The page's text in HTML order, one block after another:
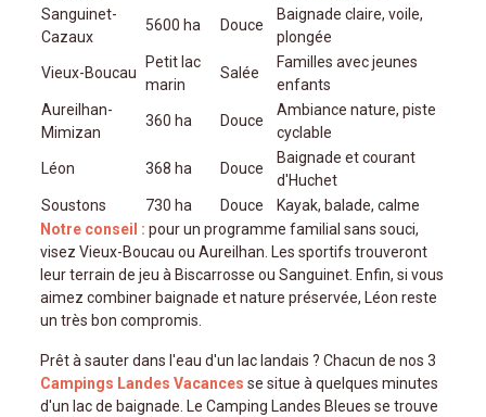
Sanguinet-
Cazaux
5600 ha Douce
Baignade claire, voile,
plongée
Vieux-Boucau
Petit lac
marin
Salée
Familles avec jeunes
enfants
Aureilhan-
Mimizan
360 ha Douce
Ambiance nature, piste
cyclable
Léon 368 ha Douce
Baignade et courant
d'Huchet
Soustons
730 ha Douce
Kayak, balade, calme
Notre conseil : pour un programme familial sans souci,
visez Vieux-Boucau ou Aureilhan. Les sportifs trouveront
leur terrain de jeu à Biscarrosse ou Sanguinet. Enfin, si vous
aimez combiner baignade et nature préservée, Léon reste
un très bon compromis.
Prêt à sauter dans l'eau d'un lac landais ? Chacun de nos 3
Campings Landes Vacances se situe à quelques minutes
d'un lac de baignade. Le Camping Landes Bleues se trouve